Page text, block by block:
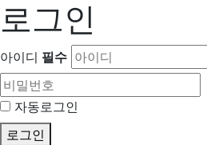
로그인
아이디 필수
자동로그인
로그인